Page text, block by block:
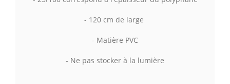
- 120 cm de large
- Matière PVC
- Ne pas stocker à la lumière